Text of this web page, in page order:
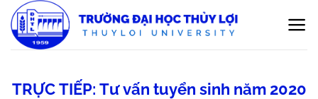
qua
nội
TRỰC TIẾP: Tư vấn tuyển sinh năm 2020